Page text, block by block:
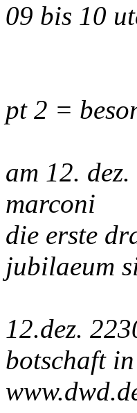
09 bis 10
pt 2 =
am 12.
marconi
die erste
jubilaeum
12.dez.
botschaft